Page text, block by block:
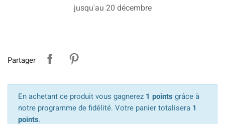
jusqu'au 20 décembre
Partager
En achetant ce produit vous gagnerez 1 points grâce à
notre programme de fidélité. Votre panier totalisera 1
points.